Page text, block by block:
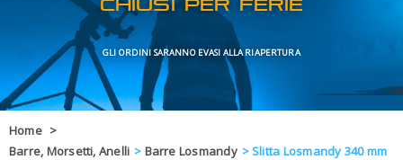
LEARN & FUN
MARCHI
OFFERTE
Home >
Barre, Morsetti, Anelli > Barre Losmandy >Slitta Losmandy 340 mm